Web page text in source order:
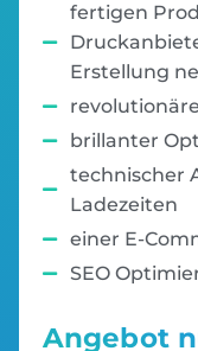
fertigen
Erstellung
brillanter
technischer
Ladezeiten
einer E-
SEO
Angebot